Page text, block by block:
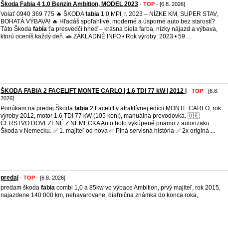
Škoda Fabia 4 1.0 Benzin Ambition, MODEL 2023 - TOP - [6.8. 2026]
Volať 0940 369 775 🔥 ŠKODAfabia 1.0 MPI, r. 2023 – NÍZKE KM, SUPER STAV,
BOHATÁ VÝBAVA! 🔥 Hľadáš spoľahlivé, moderné a úsporné auto bez starostí?
Táto Škoda fabia ťa presvedčí hneď – krásna biela farba, nízky nájazd a výbava,
ktorú oceníš každý deň. 🚗 ZÁKLADNÉ INFO • Rok výroby: 2023 • 59 ...
ŠKODA FABIA 2 FACELIFT MONTE CARLO | 1.6 TDI 77 kW | 2012 | - TOP - [6.8.
2026]
Ponúkam na predaj Škoda fabia 2 Facelift v atraktívnej edícii MONTE CARLO, rok
výroby 2012, motor 1.6 TDI 77 kW (105 koní), manuálna prevodovka. 🇩🇪
ČERSTVO DOVEZENÉ Z NEMECKA Auto bolo vykúpené priamo z autorizaku
Škoda v Nemecku. ✅ 1. majiteľ od nova ✅ Plná servisná história ✅ 2x originá ...
predaj - TOP - [6.8. 2026]
predam škoda fabia combi 1,0 a 85kw vo výbace Ambition, prvý majiteľ, rok 2015,
najazdene 140 000 km, nehavarovane, diaľnična známka do konca roka,